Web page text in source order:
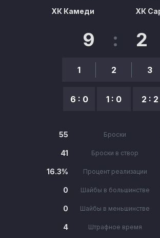
ХК Камеди
9 : 2
1
6 : 0
2
1 : 0
3
2 : 2
ХК
55 Броски
41 Броски в створ
16.3% Процент реализации
0 Шайбы в большинстве
0 Шайбы в меньшинстве
4 Штрафное время